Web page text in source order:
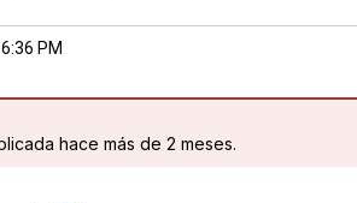
PM
hace más de 2 meses.